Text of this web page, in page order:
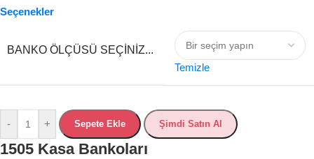
Seçenekler
BANKO ÖLÇÜSÜ SEÇINIZ...
Temizle
- + Sepete Ekle Şimdi Satın Al
1505 Kasa Bankoları